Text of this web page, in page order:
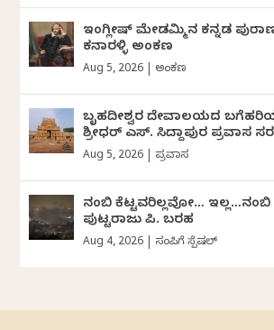
ಇಂಗ್ಲೀಷ್ ಮೇಡಮ್ಮಿನ ಕನ್ನಡ
ಕನಾರಳ್ಳಿ ಅಂಕಣ
Aug 5, 2026 ಅಂಕಣ
ಬೃಹದೀಶ್ವರ ದೇವಾಲಯದ
ಶ್ರೀಧರ್‌ ಎಸ್.‌ ಸಿದ್ದಾಪುರ ಪ್ರವಾಸ
Aug 5, 2026 ಪ್ರವಾಸ
ನಂಬಿ ಕೆಟ್ಟವರಿಲ್ಲವೋ… ಇಲ್ಲ…ನಂಬಿ
ಪುಟ್ಟರಾಜು ಪಿ. ಬರಹ
Aug 4, 2026 ಸಂಪಿಗೆ ಸ್ಪೆಷಲ್